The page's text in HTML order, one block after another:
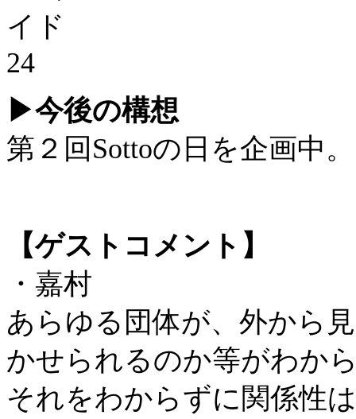
▶︎今後の構想
第２回Sottoの日を企画中。
【ゲストコメント】
・嘉村
あらゆる団体が、外から
かせられるのか等がわか
それをわからずに関係性